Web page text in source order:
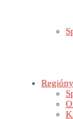
Regióny